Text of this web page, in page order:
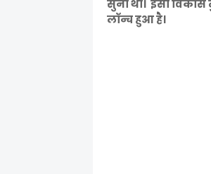
सुना था। इसी
लॉन्च हुआ है।